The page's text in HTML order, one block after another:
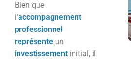
Bien que
l’accompagnement
professionnel
représente un
investissement initial, il